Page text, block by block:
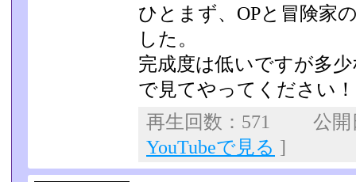
ひとまず、OPと冒険家
した。
完成度は低いですが多
で見てやってください！
再生回数：571 公
YouTubeで見る ]